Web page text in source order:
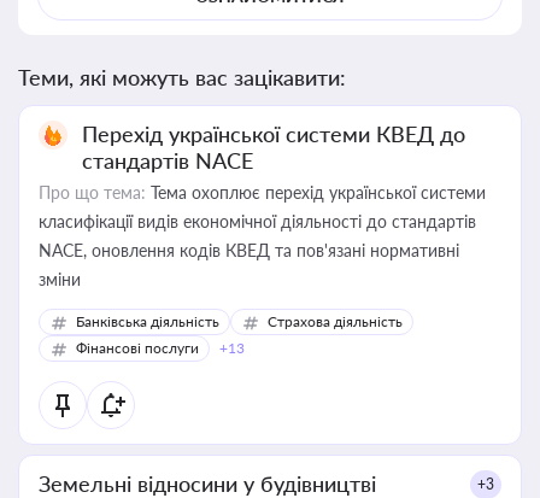
Теми, які можуть вас зацікавити:
Перехід української системи КВЕД до
стандартів NACE
Про що тема: Тема охоплює перехід української системи
класифікації видів економічної діяльності до стандартів
NACE, оновлення кодів КВЕД та пов'язані нормативні
зміни
Банківська діяльність
Страхова діяльність
Фінансові послуги
+13
Земельні відносини у будівництві +3